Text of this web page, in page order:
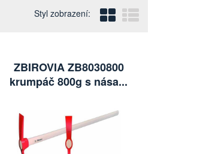
Styl zobrazení: BlokovýŘádkový
ZBIROVIA ZB8030800
krumpáč 800g s nása...